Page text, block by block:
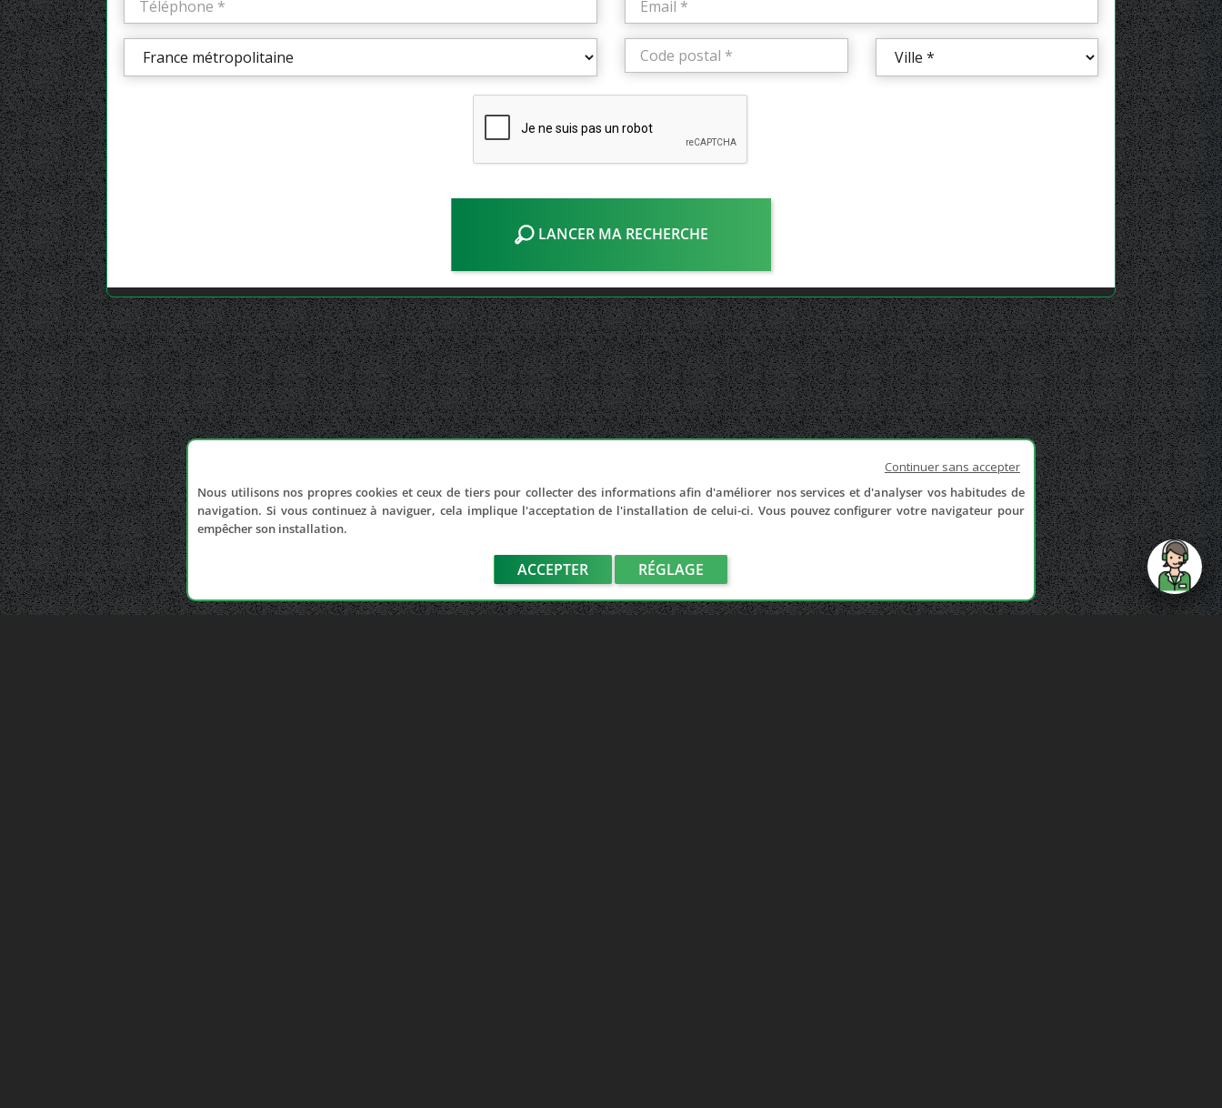
LANCER MA RECHERCHE
Continuer sans accepter
Nous utilisons nos propres cookies et ceux de tiers pour collecter des informations afin d'améliorer nos services et d'analyser vos habitudes de
navigation. Si vous continuez à naviguer, cela implique l'acceptation de l'installation de celui-ci. Vous pouvez configurer votre navigateur pour
empêcher son installation.
ACCEPTER RÉGLAGE